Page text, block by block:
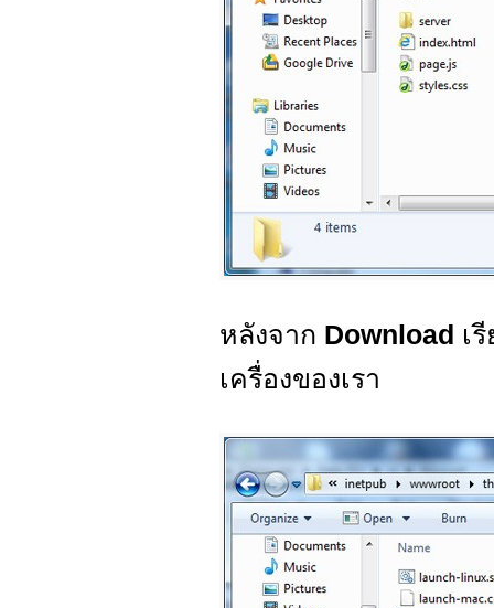
หลังจาก Download เ
เครื่องของเรา